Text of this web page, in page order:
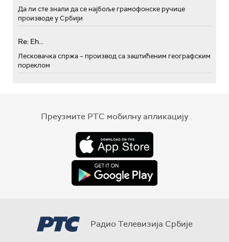
Да ли сте знали да се најбоље грамофонске ручице
производе у Србији
Re: Eh...
Лесковачка спржа – производ са заштићеним географским
пореклом
Преузмите РТС мобилну апликацију
Радио Телевизија Србије